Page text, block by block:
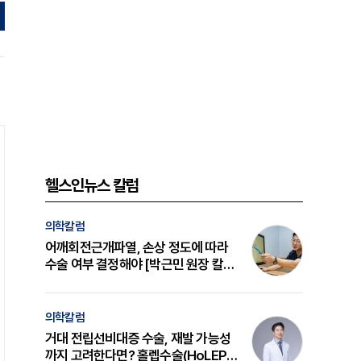
헬스인뉴스 칼럼
의학칼럼
어깨회전근개파열, 손상 정도에 따라
수술 여부 결정해야 [박근민 원장 칼
의학칼럼
거대 전립선비대증 수술, 재발 가능성
까지 고려한다면? 홀렙수술(HoLEP)